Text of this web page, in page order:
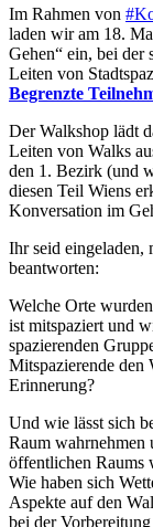
Im Rahmen von
laden wir am 18.
Gehen“ ein, bei der
Leiten von
Begrenzte
Der Walkshop lädt
Leiten von Walks
den 1. Bezirk (und
diesen Teil Wiens
Konversation im
Ihr seid eingeladen,
beantworten:
Welche Orte
ist mitspaziert und
spazierenden
Mitspazierende den
Erinnerung?
Und wie lässt sich
Raum wahrnehmen
öffentlichen Raums
Wie haben sich
Aspekte auf den
bei der